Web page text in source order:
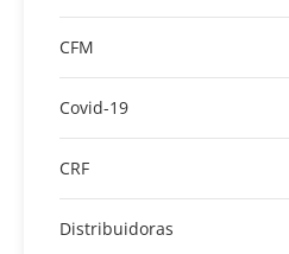
CFM
Covid-19
CRF
Distribuidoras